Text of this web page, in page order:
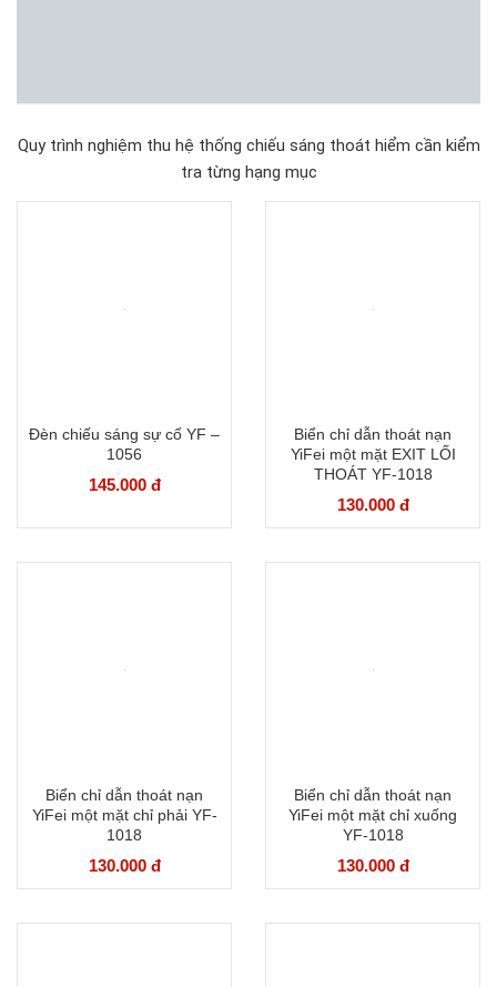
Quy trình nghiệm thu hệ thống chiếu sáng thoát hiểm cần kiểm
tra từng hạng mục
Đèn chiếu sáng sự cố YF –
1056
145.000 đ
Biển chỉ dẫn thoát nạn
YiFei một mặt EXIT LỐI
THOÁT YF-1018
130.000 đ
Biển chỉ dẫn thoát nạn
YiFei một mặt chỉ phải YF-
1018
130.000 đ
Biển chỉ dẫn thoát nạn
YiFei một mặt chỉ xuống
YF-1018
130.000 đ